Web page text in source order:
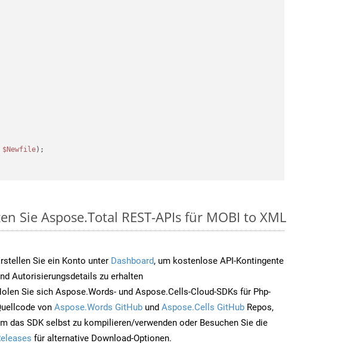
$Newfile);
Sie Aspose.Total REST-APIs für MOBI to XML
Sie ein Konto unter Dashboard, um kostenlose API-Kontingente
Autorisierungsdetails zu erhalten
Sie sich Aspose.Words- und Aspose.Cells-Cloud-SDKs für Php-
von Aspose.Words GitHub und Aspose.Cells GitHub Repos,
das SDK selbst zu kompilieren/verwenden oder Besuchen Sie die
für alternative Download-Optionen.